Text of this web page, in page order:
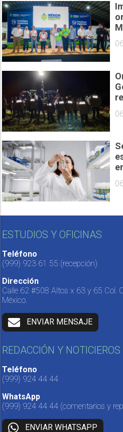
ESTUDIOS Y OFICINAS
Teléfono
(999) 923 61 55 (recepción)
Dirección
Calle 62 #508 Altos x 63 y 65 Col.
México.
ENVIAR MENSAJE
REDACCIÓN Y NOTICIEROS
Teléfono
(999) 924 44 44
WhatsApp
(999) 924 44 44 (comentarios y
ENVIAR WHATSAPP